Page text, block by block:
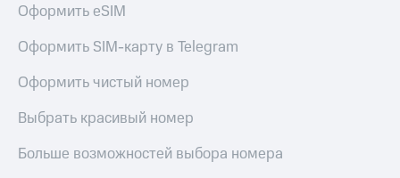
Оформить eSIM
Оформить SIM-карту в Telegram
Оформить чистый номер
Выбрать красивый номер
Больше возможностей выбора номера